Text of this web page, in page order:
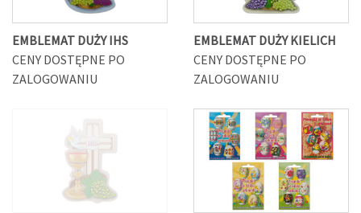
EMBLEMAT DUŻY IHS
CENY DOSTĘPNE PO
ZALOGOWANIU
EMBLEMAT DUŻY KIELICH
CENY DOSTĘPNE PO
ZALOGOWANIU